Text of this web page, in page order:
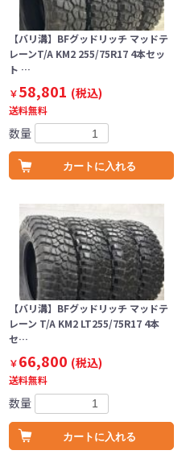
【バリ溝】BFグッドリッチ マッドテ
レーンT/A KM2 255/75R17 4本セッ
ト …
￥58,801 (税込)
送料無料
数量
カートに入れる
【バリ溝】BFグッドリッチ マッドテ
レーン T/A KM2 LT255/75R17 4本
セ…
￥66,800 (税込)
送料無料
数量
カートに入れる